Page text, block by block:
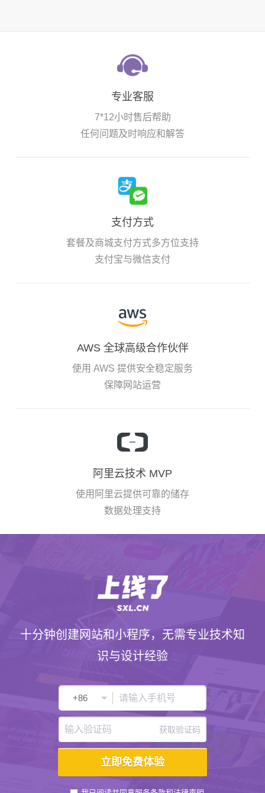
专业客服
7*12小时售后帮助
任何问题及时响应和解答
支付方式
套餐及商城支付方式多方位支持
支付宝与微信支付
AWS 全球高级合作伙伴
使用 AWS 提供安全稳定服务
保障网站运营
阿里云技术 MVP
使用阿里云提供可靠的储存
数据处理支持
十分钟创建网站和小程序，无需专业技术知
识与设计经验
获取验证码